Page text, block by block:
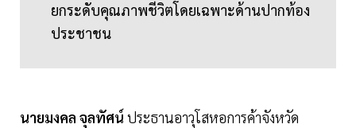
ยกระดับคุณภาพชีวิตโดยเฉพาะด้านปากท้อง
ประชาชน
นายมงคล จุลทัศน์ ประธานอาวุโสหอการค้าจังหวัด